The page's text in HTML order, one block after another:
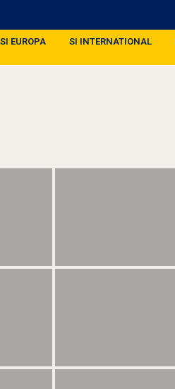
SI EUROPA SI INTERNATIONAL